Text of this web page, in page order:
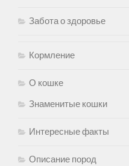
Забота о здоровье
Кормление
О кошке
Знаменитые кошки
Интересные факты
Описание пород